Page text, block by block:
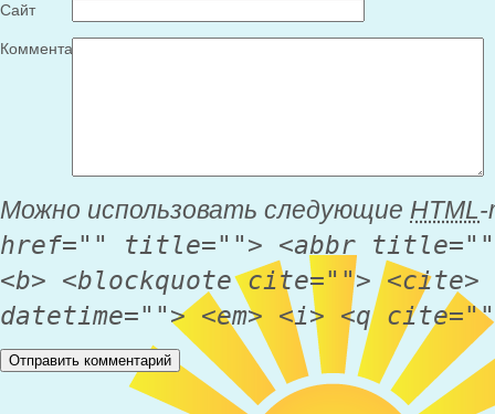
Сайт
Комментарий
Можно использовать следующие HTML
href="" title=""> <abbr
<b> <blockquote cite=""> <cite>
datetime=""> <em> <i> <q